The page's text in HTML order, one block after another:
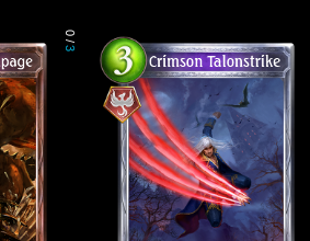
0
/
3